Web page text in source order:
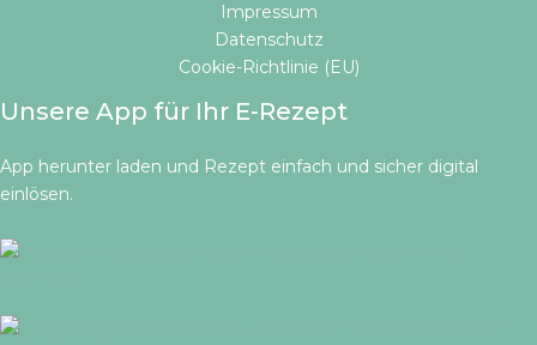
Impressum
Datenschutz
Cookie-Richtlinie (EU)
Unsere App für Ihr E-Rezept
App herunter laden und Rezept einfach und sicher digital
einlösen.